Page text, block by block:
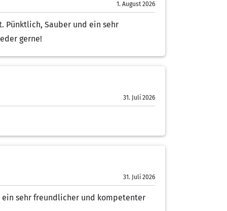
1. August 2026
Pünktlich, Sauber und ein sehr
gerne!
31. Juli 2026
31. Juli 2026
sehr freundlicher und kompetenter